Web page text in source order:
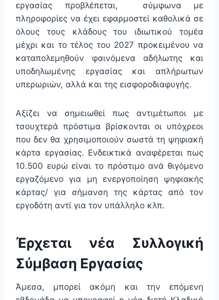
εργασίας προβλέπεται, σύμφωνα με
πληροφορίες να έχει εφαρμοστεί καθολικά σε
όλους τους κλάδους του ιδιωτικού τομέα
μέχρι και το τέλος του 2027 προκειμένου να
καταπολεμηθούν φαινόμενα αδήλωτης και
υποδηλωμένης εργασίας και απλήρωτων
υπερωριών, αλλά και της εισφοροδιαφυγής.
Αξίζει να σημειωθεί πως αντιμέτωποι με
τσουχτερά πρόστιμα βρίσκονται οι υπόχρεοι
που δεν θα χρησιμοποιούν σωστά τη ψηφιακή
κάρτα εργασίας. Ενδεικτικά αναφέρεται πως
10.500 ευρώ είναι το πρόστιμο ανά θιγόμενο
εργαζόμενο για μη ενεργοποίηση ψηφιακής
κάρτας/ για σήμανση της κάρτας από τον
εργοδότη αντί για τον υπάλληλο κλπ.
Έρχεται νέα Συλλογική
Σύμβαση Εργασίας
Άμεσα, μπορεί ακόμη και την επόμενη